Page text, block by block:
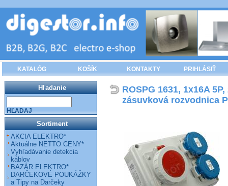
KATALÓG KOŠÍK KONTAKTY PRIHLÁSIŤ
ROSPG 1631, 1x16A
zásuvková rozvodnica
Hľadanie
HĽADAJ
Sortiment
AKCIA ELEKTRO*
Aktuálne NETTO CENY*
Vyhľadávanie detekcia
káblov
BAZÁR ELEKTRO*
DARČEKOVÉ POUKÁŽKY
a Tipy na Darčeky